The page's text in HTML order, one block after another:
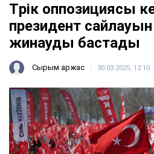
Түрік оппозициясы
президент сайлауын
жинауды бастады
Сырым Қаржас 30.03.2025, 12:10